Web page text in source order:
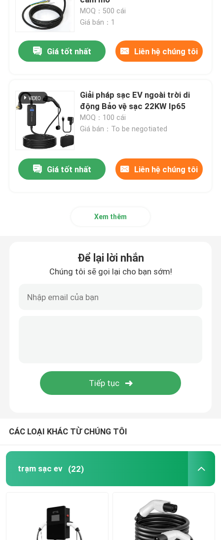
Bộ điều hợp sạc xe điện
Đầu nối sạc EV
Bộ điều chỉnh NACS của Tesla
Phụ kiện sạc xe điện
Bảng chuyển mạch ô tô
Các công tắc và nút của ô tô
Các dây cáp và đầu nối điện
MOQ：500 cái
Giá bán：1
Giá tốt nhất Liên hệ chúng tôi
Giải pháp sạc EV ngoài trời di
động Bảo vệ sạc 22KW Ip65
MOQ：100 cái
Giá bán：To be negotiated
Giá tốt nhất Liên hệ chúng tôi
Xem thêm
Để lại lời nhắn
Chúng tôi sẽ gọi lại cho bạn sớm!
CÁC LOẠI KHÁC TỪ CHÚNG TÔI
trạm sạc ev (22)